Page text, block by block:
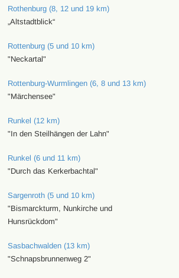
Rothenburg (8, 12 und 19 km)
„Altstadtblick“
Rottenburg (5 und 10 km)
"Neckartal"
Rottenburg-Wurmlingen (6, 8 und 13 km)
"Märchensee"
Runkel (12 km)
"In den Steilhängen der Lahn"
Runkel (6 und 11 km)
"Durch das Kerkerbachtal"
Sargenroth (5 und 10 km)
"Bismarckturm, Nunkirche und
Hunsrückdom"
Sasbachwalden (13 km)
"Schnapsbrunnenweg 2"